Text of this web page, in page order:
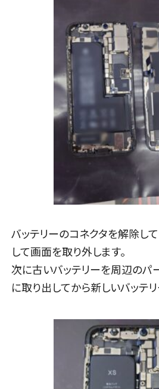
バッテリーのコネクタを解除し
して画面を取り外します。
次に古いバッテリーを周辺のパ
に取り出してから新しいバッテ